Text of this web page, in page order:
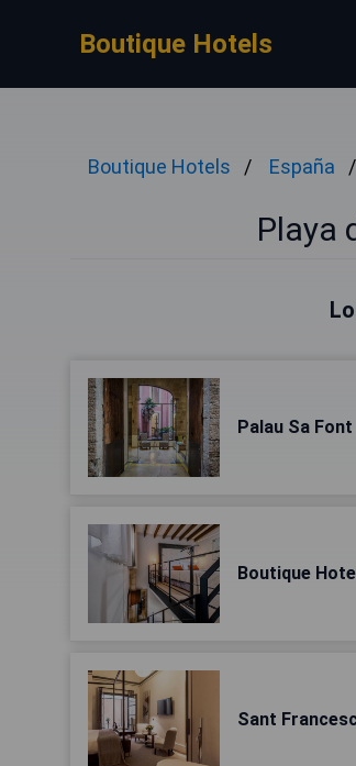
Boutique Hotels
Boutique Hotels España
Playa
Palau Sa Font
Boutique
Sant